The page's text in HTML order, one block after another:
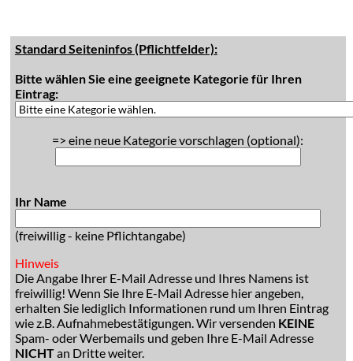
Standard Seiteninfos (Pflichtfelder):
Bitte wählen Sie eine geeignete Kategorie für Ihren
Eintrag:
=> eine neue Kategorie vorschlagen (optional):
Ihr Name
(freiwillig - keine Pflichtangabe)
Hinweis
Die Angabe Ihrer E-Mail Adresse und Ihres Namens ist
freiwillig! Wenn Sie Ihre E-Mail Adresse hier angeben,
erhalten Sie lediglich Informationen rund um Ihren Eintrag
wie z.B. Aufnahmebestätigungen. Wir versenden KEINE
Spam- oder Werbemails und geben Ihre E-Mail Adresse
NICHTan Dritte weiter.